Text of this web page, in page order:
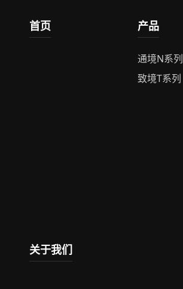
首页 产品
通境N系列
致境T系列
关于我们